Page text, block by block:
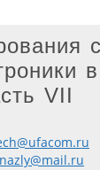
VII